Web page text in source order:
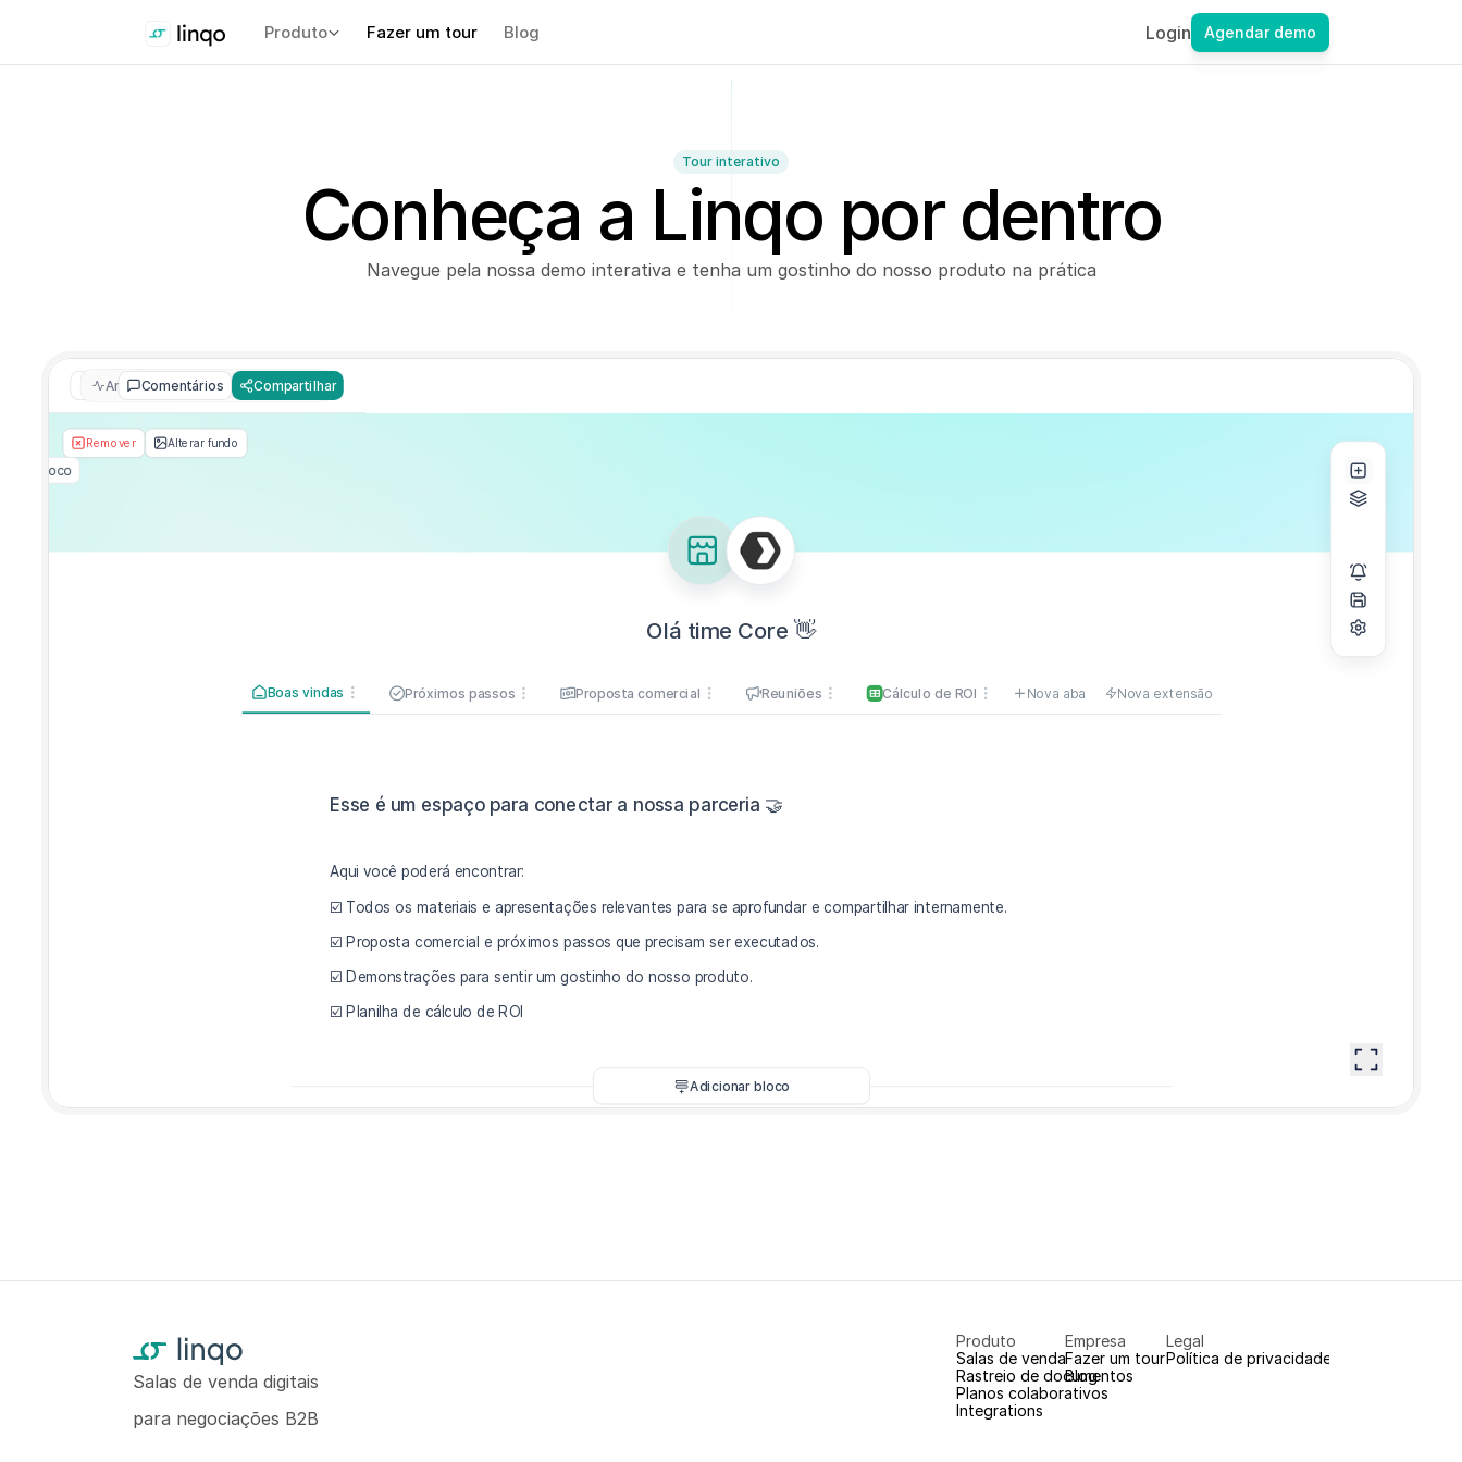
Produto Fazer um tour Blog Login Agendar demo
Tour interativo
Conheça a Linqo por dentro
Navegue pela nossa demo interativa e tenha um gostinho do nosso produto na prática
Salas de venda digitais
para negociações B2B
Produto
Salas de venda
Rastreio de documentos
Planos colaborativos
Integrations
Empresa
Fazer um tour
Blog
Legal
Política de privacidade